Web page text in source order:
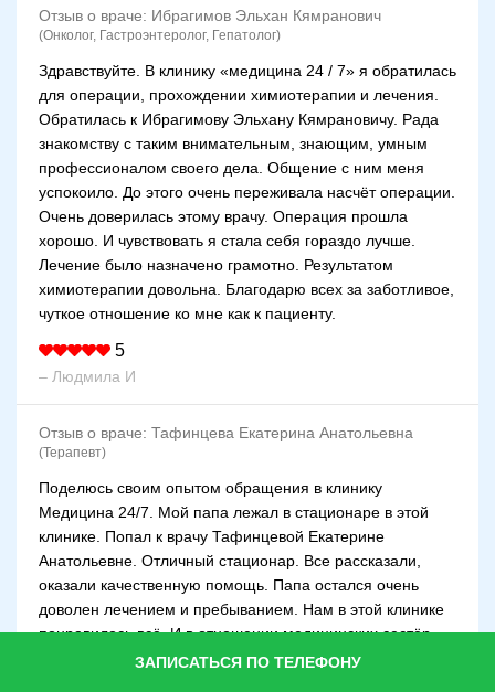
Отзыв о враче: Ибрагимов Эльхан Кямранович
(Онколог, Гастроэнтеролог, Гепатолог)
Здравствуйте. В клинику «медицина 24 / 7» я обратилась
для операции, прохождении химиотерапии и лечения.
Обратилась к Ибрагимову Эльхану Кямрановичу. Рада
знакомству с таким внимательным, знающим, умным
профессионалом своего дела. Общение с ним меня
успокоило. До этого очень переживала насчёт операции.
Очень доверилась этому врачу. Операция прошла
хорошо. И чувствовать я стала себя гораздо лучше.
Лечение было назначено грамотно. Результатом
химиотерапии довольна. Благодарю всех за заботливое,
чуткое отношение ко мне как к пациенту.
5
– Людмила И
Отзыв о враче: Тафинцева Екатерина Анатольевна
(Терапевт)
Поделюсь своим опытом обращения в клинику
Медицина 24/7. Мой папа лежал в стационаре в этой
клинике. Попал к врачу Тафинцевой Екатерине
Анатольевне. Отличный стационар. Все рассказали,
оказали качественную помощь. Папа остался очень
доволен лечением и пребыванием. Нам в этой клинике
понравилось всё. И в отношении медицинских сестёр,
санитаров и всего коллектива. В палатах чисто,
ЗАПИСАТЬСЯ ПО ТЕЛЕФОНУ